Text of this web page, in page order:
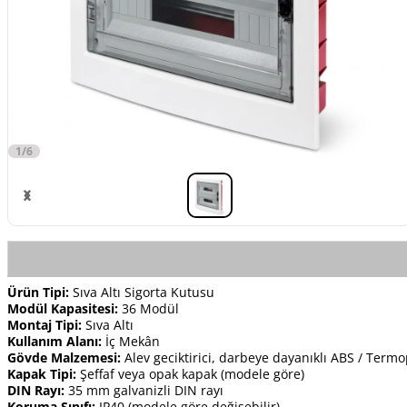
1/6
Ürün Tipi: Sıva Altı Sigorta Kutusu
Modül Kapasitesi: 36 Modül
Montaj Tipi: Sıva Altı
Kullanım Alanı: İç Mekân
Gövde Malzemesi: Alev geciktirici, darbeye dayanıklı ABS /
Kapak Tipi: Şeffaf veya opak kapak (modele göre)
DIN Rayı: 35 mm galvanizli DIN rayı